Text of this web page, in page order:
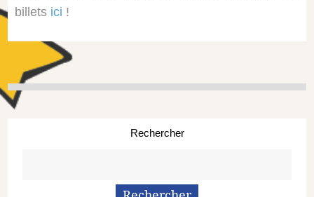
billets ici !
Rechercher